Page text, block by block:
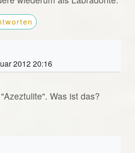
2012 20:16
Was ist das?